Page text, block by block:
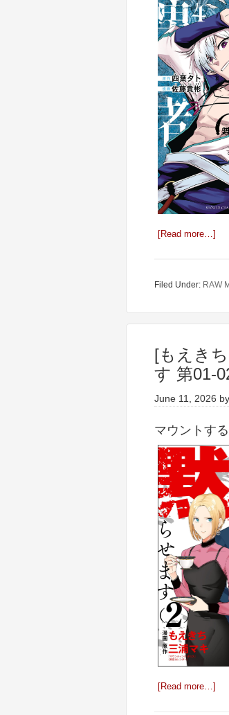
[Read more…]
Filed Under: RAW
[もえき
す 第01-
June 11, 2026 by
マウントす
[Read more…]